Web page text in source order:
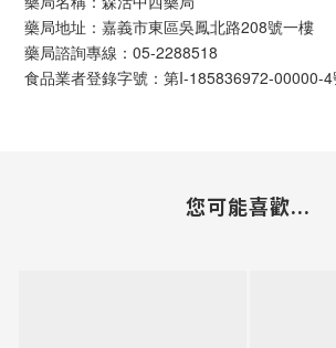
藥局地址：嘉義市東區吳鳳北路208號一樓
藥局諮詢專線：05-2288518
食品業者登錄字號：第I-185836972-00000-
您可能喜歡...